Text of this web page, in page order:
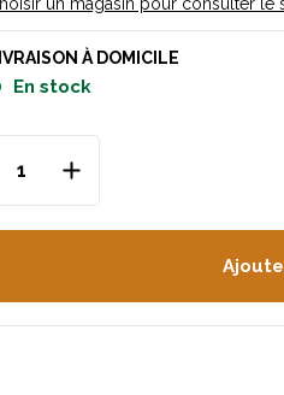
À DOMICILE
en stock